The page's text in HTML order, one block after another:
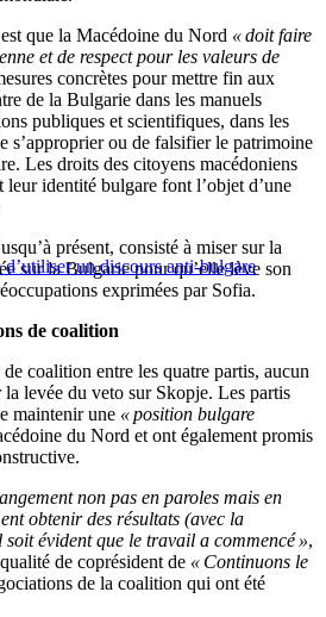
que la Macédoine du Nord « doit faire
et de respect pour les valeurs de
concrètes pour mettre fin aux
de la Bulgarie dans les manuels
publiques et scientifiques, dans les
s’approprier ou de falsifier le patrimoine
Les droits des citoyens macédoniens
identité bulgare font l’objet d’une
un discours anti-bulgare
présent, consisté à miser sur la
sur la Bulgarie pour qu’elle lève son
exprimées par Sofia.
de coalition
coalition entre les quatre partis, aucun
la levée du veto sur Skopje. Les partis
maintenir une « position bulgare
du Nord et ont également promis
non pas en paroles mais en
obtenir des résultats (avec la
évident que le travail a commencé »,
de coprésident de « Continuons le
de la coalition qui ont été